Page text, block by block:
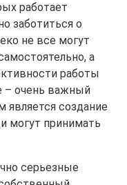
работает
заботиться о
не все могут
а
работы
– очень важный
создание
могут принимать
серьезные